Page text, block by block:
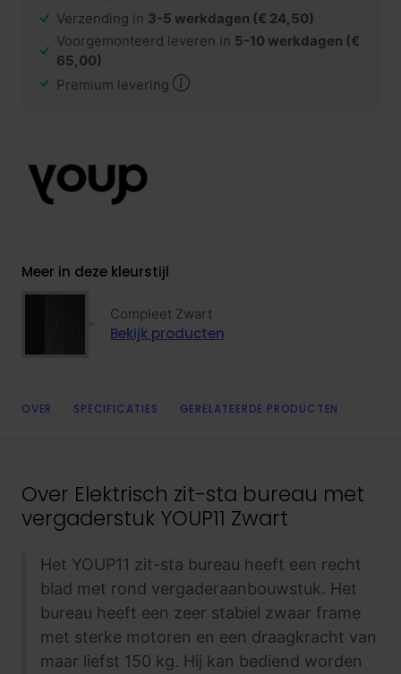
Verzending in 3-5 werkdagen (€ 24,50)
Voorgemonteerd leveren in 5-10 werkdagen (€
65,00)
Premium levering
Meer in deze kleurstijl
Compleet Zwart
Bekijk producten
OVER SPECIFICATIES GERELATEERDE PRODUCTEN
Over Elektrisch zit-sta bureau met
vergaderstuk YOUP11 Zwart
Het YOUP11 zit-sta bureau heeft een recht
blad met rond vergaderaanbouwstuk. Het
bureau heeft een zeer stabiel zwaar frame
met sterke motoren en een draagkracht van
maar liefst 150 kg. Hij kan bediend worden